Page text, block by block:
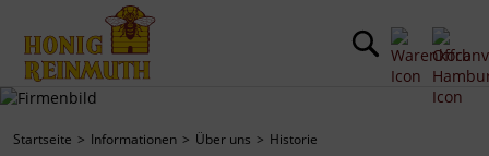
Startseite Informationen Über uns Historie